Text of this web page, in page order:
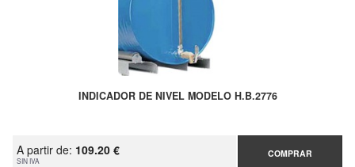
INDICADOR DE NIVEL MODELO H.B.2776
A partir de: 109.20 €
SIN IVA
COMPRAR